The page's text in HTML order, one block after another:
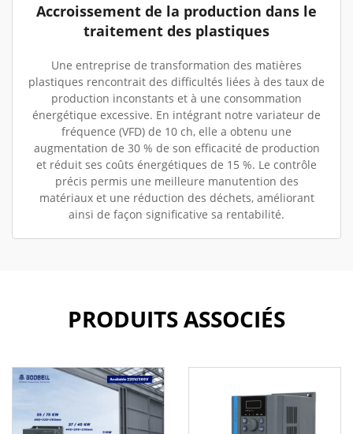
Accroissement de la production dans le
traitement des plastiques
Une entreprise de transformation des matières
plastiques rencontrait des difficultés liées à des taux de
production inconstants et à une consommation
énergétique excessive. En intégrant notre variateur de
fréquence (VFD) de 10 ch, elle a obtenu une
augmentation de 30 % de son efficacité de production
et réduit ses coûts énergétiques de 15 %. Le contrôle
précis permis une meilleure manutention des
matériaux et une réduction des déchets, améliorant
ainsi de façon significative sa rentabilité.
PRODUITS ASSOCIÉS